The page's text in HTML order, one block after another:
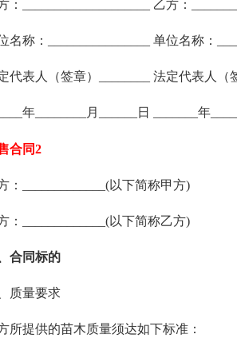
：____________________ 乙方：
名称：________________ 单位名称：
代表人（签章）________ 法定代表人（
年________月______日 _______年
合同2
：_____________(以下简称甲方)
：_____________(以下简称乙方)
合同标的
质量要求
所提供的苗木质量须达如下标准：